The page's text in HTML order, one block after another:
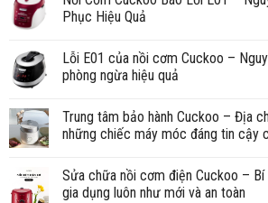
Phục Hiệu Quả
Lỗi E01 của nồi cơm Cuckoo –
phòng ngừa hiệu quả
Trung tâm bảo hành Cuckoo – Địa
những chiếc máy móc đáng tin cậy
Sửa chữa nồi cơm điện Cuckoo –
gia dụng luôn như mới và an toàn